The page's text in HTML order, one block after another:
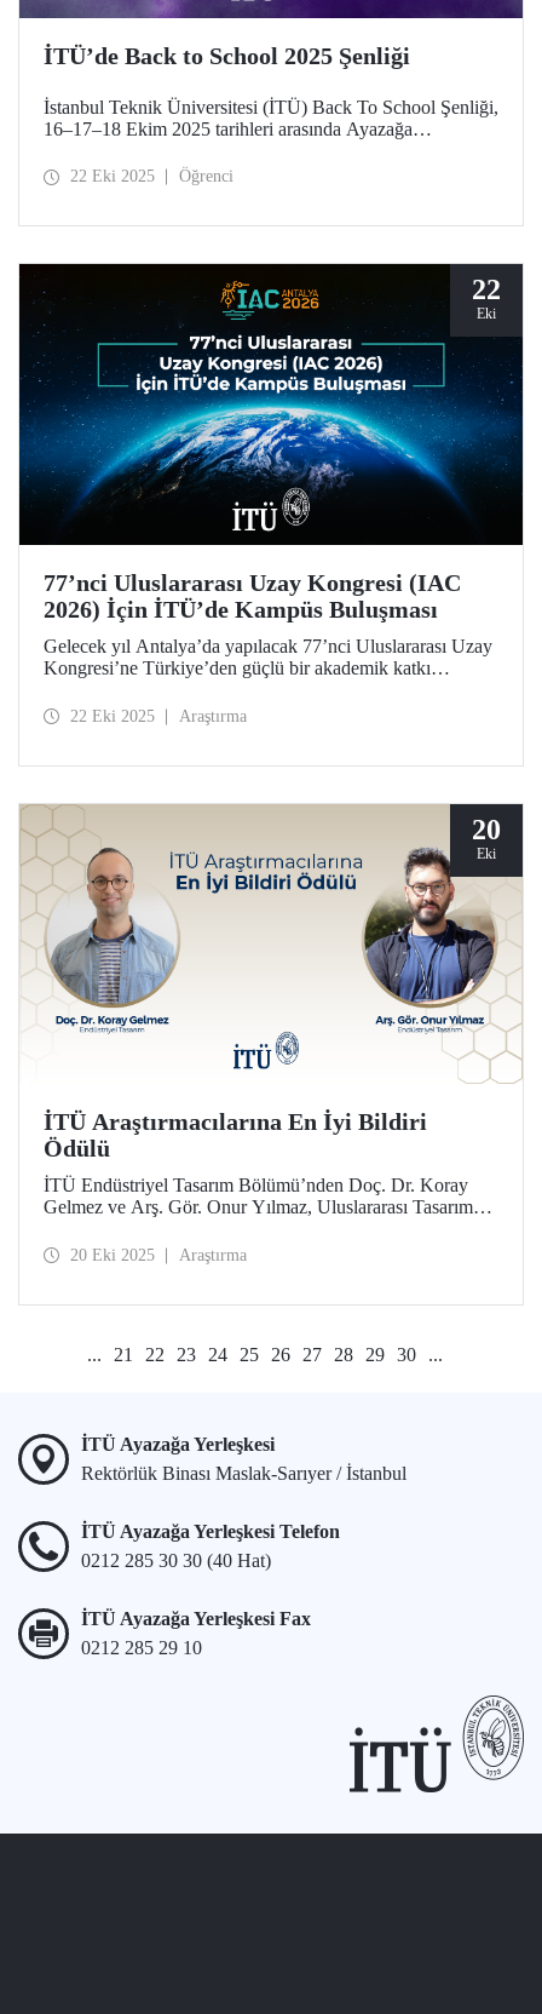
İTÜ’de Back to School 2025 Şenliği
İstanbul Teknik Üniversitesi (İTÜ) Back To School Şenliği,
16–17–18 Ekim 2025 tarihleri arasında Ayazağa
etkinlikler ve konserlerle şenlik coşkusunu doyasıya yaşadı.
22 Eki 2025 Öğrenci
22
Eki
77’nci Uluslararası Uzay Kongresi (IAC
2026) İçin İTÜ’de Kampüs Buluşması
Gelecek yıl Antalya’da yapılacak 77’nci Uluslararası Uzay
Kongresi’ne Türkiye’den güçlü bir akademik katkı
Buluşmaları”nın yeni adresi İTÜ oldu.
22 Eki 2025 Araştırma
20
Eki
İTÜ Araştırmacılarına En İyi Bildiri
Ödülü
İTÜ Endüstriyel Tasarım Bölümü’nden Doç. Dr. Koray
Gelmez ve Arş. Gör. Onur Yılmaz, Uluslararası Tasarım
İyi Bildiri Ödülü'ne layık görüldü.
20 Eki 2025 Araştırma
... 21 22 23 24 25 26 27 28 29 30 ...
İTÜ Ayazağa Yerleşkesi
Rektörlük Binası Maslak-Sarıyer / İstanbul
İTÜ Ayazağa Yerleşkesi Telefon
0212 285 30 30 (40 Hat)
İTÜ Ayazağa Yerleşkesi Fax
0212 285 29 10